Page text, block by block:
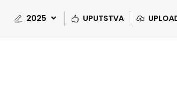
2025 UPUTSTVA